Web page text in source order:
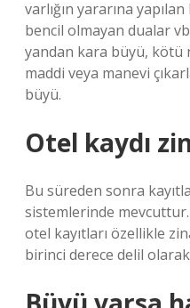
varlığın yararına
bencil olmayan dualar
yandan kara büyü, kötü
maddi veya manevi
büyü.
Otel kaydı
Bu süreden sonra
sistemlerinde
otel kayıtları özellikle
birinci derece delil